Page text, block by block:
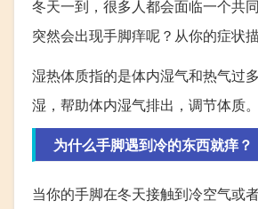
冬天一到，很多人都会面临一个共
突然会出现手脚痒呢？从你的症状
湿热体质指的是体内湿气和热气过
湿，帮助体内湿气排出，调节体质
为什么手脚遇到冷的东西就痒？
当你的手脚在冬天接触到冷空气或